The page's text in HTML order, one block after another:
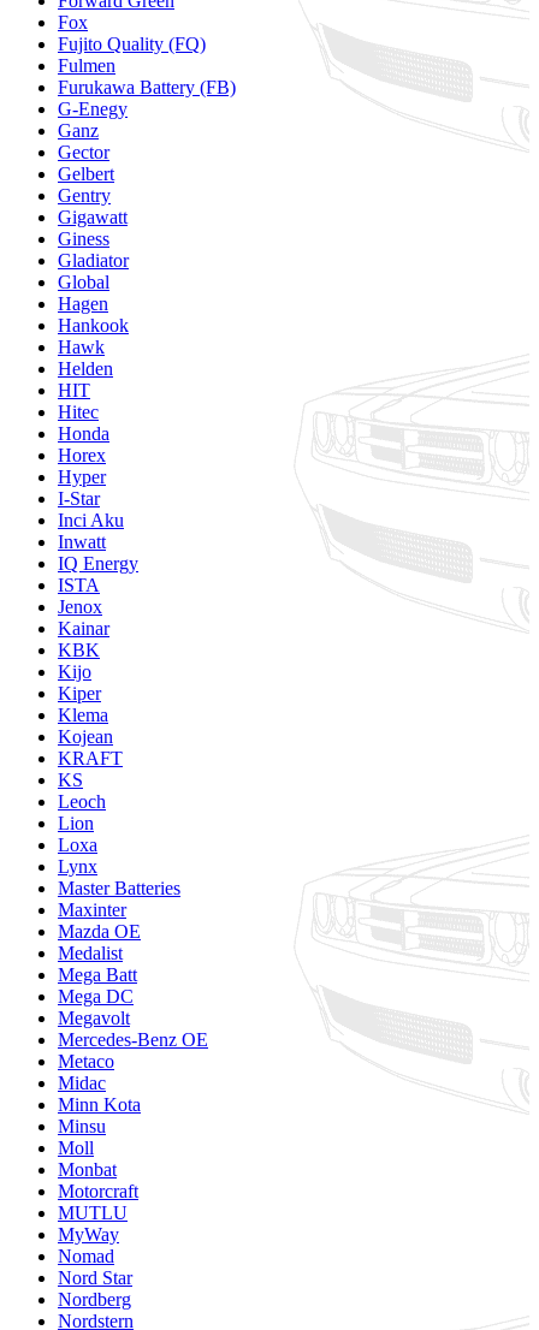
Fox
Fujito Quality (FQ)
Fulmen
Furukawa Battery (FB)
G-Enegy
Ganz
Gector
Gelbert
Gentry
Gigawatt
Giness
Gladiator
Global
Hagen
Hankook
Hawk
Helden
HIT
Hitec
Honda
Horex
Hyper
I-Star
Inci Aku
Inwatt
IQ Energy
ISTA
Jenox
Kainar
KBK
Kijo
Kiper
Klema
Kojean
KRAFT
KS
Leoch
Lion
Loxa
Lynx
Master Batteries
Maxinter
Mazda OE
Medalist
Mega Batt
Mega DC
Megavolt
Mercedes-Benz OE
Metaco
Midac
Minn Kota
Minsu
Moll
Monbat
Motorcraft
MUTLU
MyWay
Nomad
Nord Star
Nordberg
Nordstern